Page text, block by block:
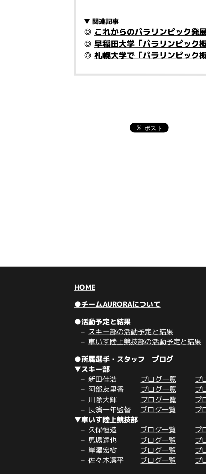
▼ 関連記事
◎ これからのパラリンピック発
◎ 早稲田大学「パラリンピック
◎ 札幌大学で「パラリンピック
HOME
●チームAURORAについて
●活動予定と結果
スキー部の活動予定と結果
車いす陸上競技部の活動予定と結果
●所属選手・スタッフ ブログ
▼スキー部
新田佳浩 ブログ一覧 プ
阿部友里香 ブログ一覧 プ
川除大輝 ブログ一覧
プ
長濱一年監督
ブログ一覧 プ
▼車いす陸上競技部
久保恒造 ブログ一覧 プ
馬場達也 ブログ一覧 プ
岸澤宏樹 ブログ一覧 プ
佐々木凜平 ブログ一覧 プ